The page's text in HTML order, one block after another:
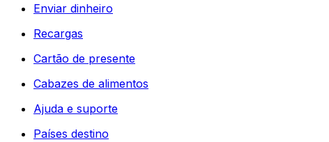
Enviar dinheiro
Recargas
Cartão de presente
Cabazes de alimentos
Ajuda e suporte
Países destino